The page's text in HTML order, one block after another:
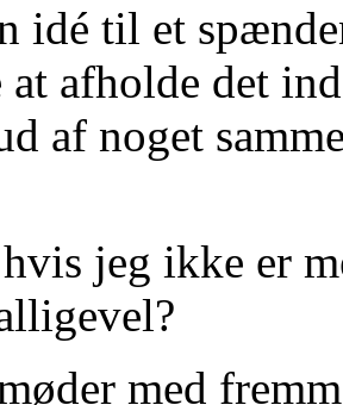
idé til et
at afholde det
af noget
jeg ikke er
med